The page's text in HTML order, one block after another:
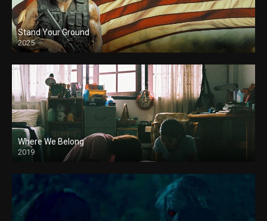
Stand Your Ground
2025
Where We Belong
2019